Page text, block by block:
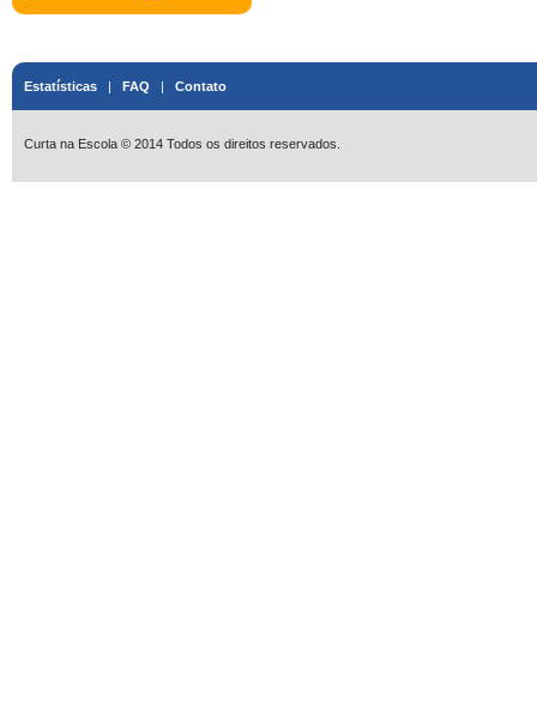
Estatísticas | FAQ | Contato
Curta na Escola © 2014 Todos os direitos reservados.